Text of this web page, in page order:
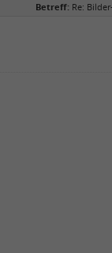
Betreff: Re: